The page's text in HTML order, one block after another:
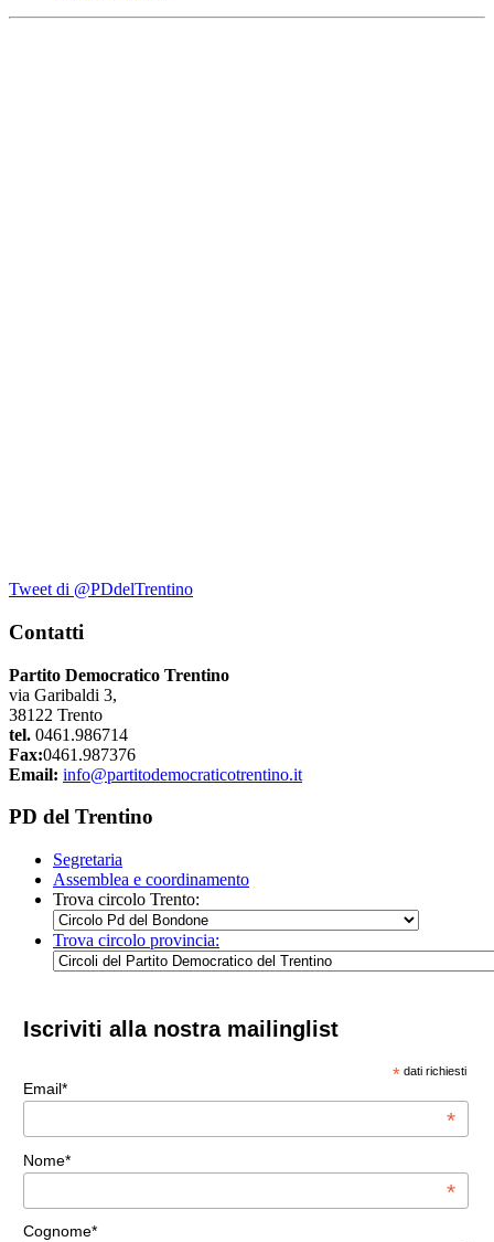
Tweet di @PDdelTrentino
Contatti
Partito Democratico Trentino
via Garibaldi 3,
38122 Trento
tel. 0461.986714
Fax:0461.987376
Email: info@partitodemocraticotrentino.it
PD del Trentino
Segretaria
Assemblea e coordinamento
Trova circolo Trento:
Trova circolo provincia:
Iscriviti alla nostra mailinglist
* dati richiesti
Email*
*
Nome*
*
Cognome*